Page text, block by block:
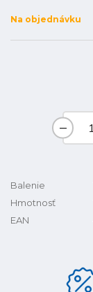
Na objednávku
Balenie
Hmotnosť
EAN